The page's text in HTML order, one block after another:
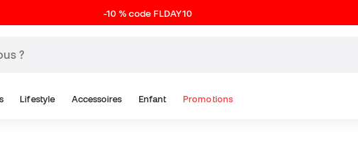
-10 % code FLDAY10
Lifestyle Accessoires Enfant Promotions